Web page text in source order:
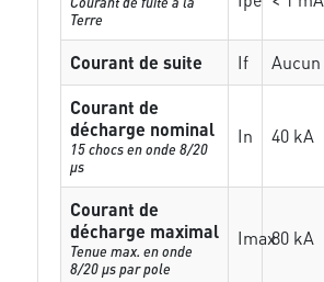
Terre
Courant de suite If
Aucun
Courant de
décharge nominal
15 chocs en onde 8/20
µs
In 40 kA
Courant de
décharge maximal
Tenue max. en onde
8/20 µs par pole
Imax80 kA